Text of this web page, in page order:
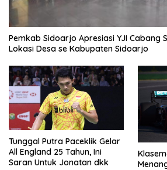
Pemkab Sidoarjo Apresiasi YJI Cabang
Lokasi Desa se Kabupaten Sidoarjo
Tunggal Putra Paceklik Gelar
All England 25 Tahun, Ini
Saran Untuk Jonatan dkk